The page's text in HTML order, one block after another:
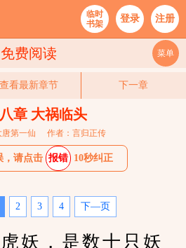
临时
书架
登录 注册
免费阅读 菜单
查看最新章节 下一章
章 大祸临头
第一仙 作者：言归正传
，请点击 报错 10秒纠正
2 3 4 下—页
，是数十只妖